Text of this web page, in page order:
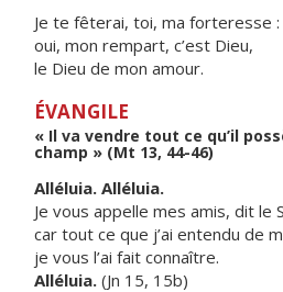
Je te fêterai, toi, ma forteresse :
oui, mon rempart, c’est Dieu,
le Dieu de mon amour.
ÉVANGILE
« Il va vendre tout ce qu’il
champ » (Mt 13, 44-46)
Alléluia. Alléluia.
Je vous appelle mes amis, dit le
car tout ce que j’ai entendu de
je vous l’ai fait connaître.
Alléluia. (Jn 15, 15b)